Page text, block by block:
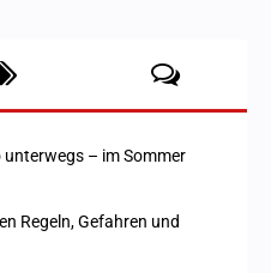
– im Sommer
Regeln, Gefahren und